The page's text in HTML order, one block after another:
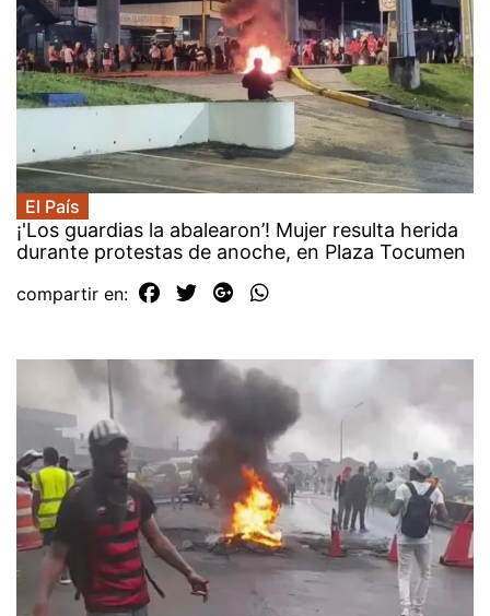
El País
¡'Los guardias la abalearon’! Mujer resulta herida
durante protestas de anoche, en Plaza Tocumen
compartir en: